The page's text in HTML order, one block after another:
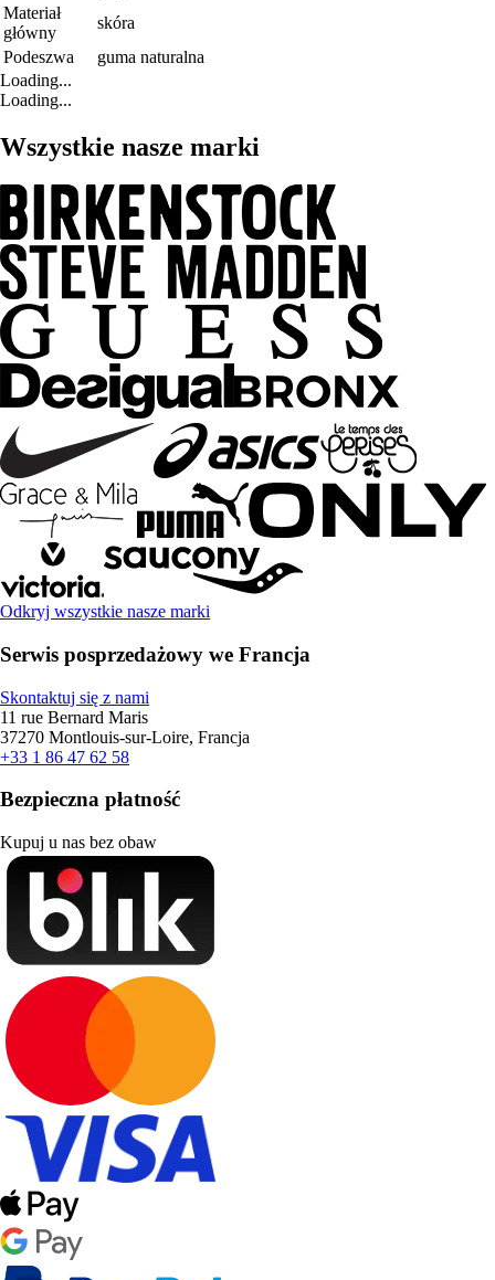
Materiał
główny
skóra
Podeszwa
guma naturalna
Loading...
Loading...
Wszystkie nasze marki
Odkryj wszystkie nasze marki
Serwis posprzedażowy we Francja
Skontaktuj się z nami
11 rue Bernard Maris
37270 Montlouis-sur-Loire, Francja
+33 1 86 47 62 58
Bezpieczna płatność
Kupuj u nas bez obaw